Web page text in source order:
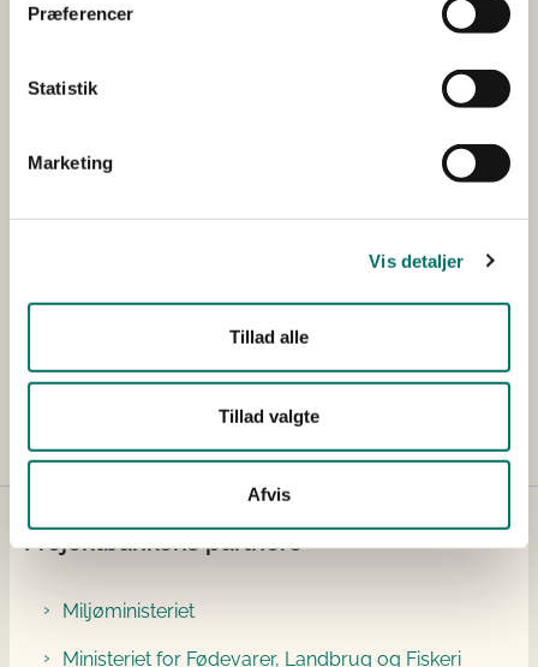
Præferencer
Statistik
Marketing
Vis detaljer
Tillad alle
Tillad valgte
Afvis
Udfører/hovedansøger Urban Water ApS
Projektets samlede budget DKK 2.389.730,00
Projektbankens partnere
Miljøministeriet
Ministeriet for Fødevarer, Landbrug og Fiskeri